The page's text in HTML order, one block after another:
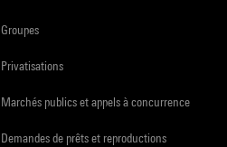
Groupes
Privatisations
Marchés publics et appels à concurrence
Demandes de prêts et reproductions